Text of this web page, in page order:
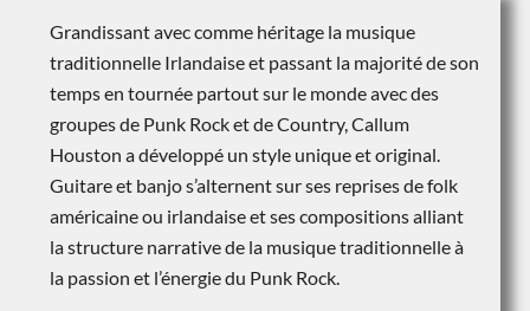
Grandissant avec comme héritage la musique
traditionnelle Irlandaise et passant la majorité de son
temps en tournée partout sur le monde avec des
groupes de Punk Rock et de Country, Callum
Houston a développé un style unique et original.
Guitare et banjo s’alternent sur ses reprises de folk
américaine ou irlandaise et ses compositions alliant
la structure narrative de la musique traditionnelle à
la passion et l’énergie du Punk Rock.